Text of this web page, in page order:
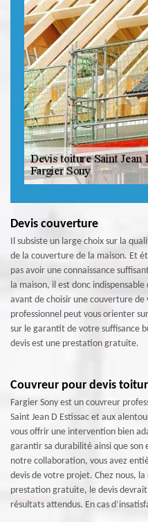
Devis couverture
Il subsiste un large choix sur la
de la couverture de la maison. Et
pas avoir une connaissance
la maison, il est donc
avant de choisir une couverture de
professionnel peut vous orienter
sur le garantit de votre suffisance
devis est une prestation gratuite.
Couvreur pour devis
Fargier Sony est un couvreur
Saint Jean D Estissac et aux
vous offrir une intervention bien
garantir sa durabilité ainsi que
notre collaboration, vous avez
devis de votre projet. Chez nous,
prestation gratuite, le devis
résultats attendus. En cas